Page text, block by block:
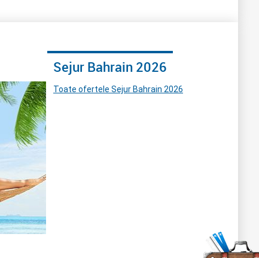
Sejur Bahrain 2026
Toate ofertele Sejur Bahrain 2026